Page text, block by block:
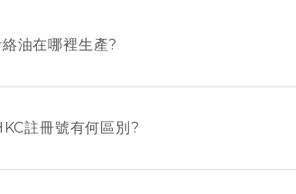
油在哪裡生產?
註冊號有何區別?